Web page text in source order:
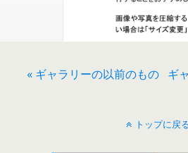
« ギャラリーの以前のもの ギ
トップに戻